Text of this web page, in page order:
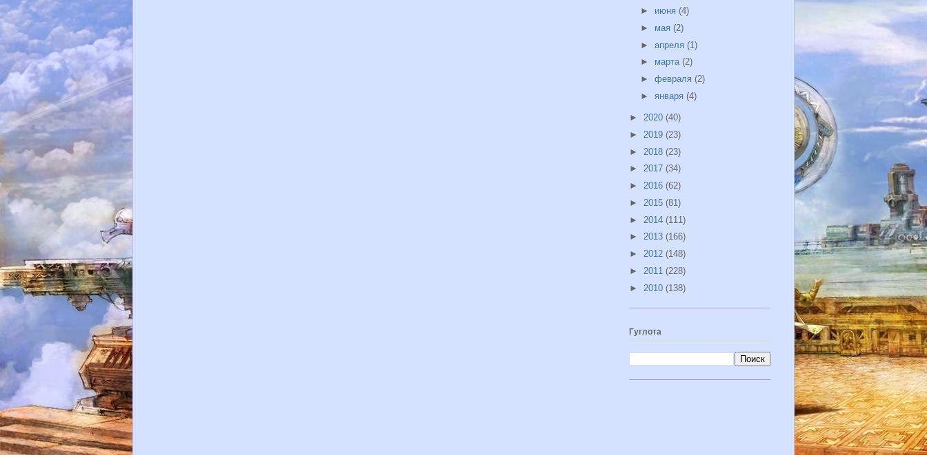
► июня (4)
► мая (2)
► апреля (1)
► марта (2)
► февраля (2)
► января (4)
► 2020 (40)
► 2019 (23)
► 2018 (23)
► 2017 (34)
► 2016 (62)
► 2015 (81)
► 2014 (111)
► 2013 (166)
► 2012 (148)
► 2011 (228)
► 2010 (138)
Гуглота